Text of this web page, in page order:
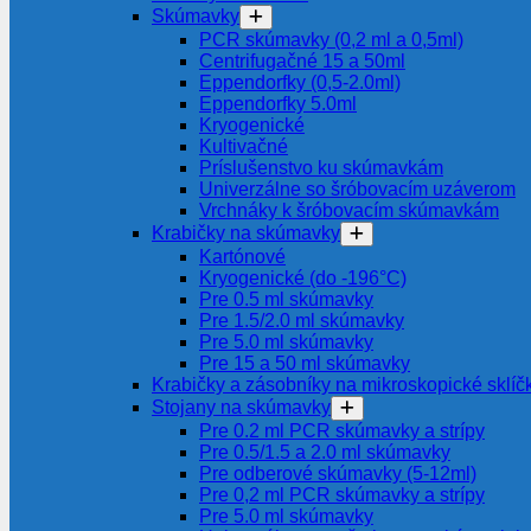
Skúmavky
PCR skúmavky (0,2 ml a 0,5ml)
Centrifugačné 15 a 50ml
Eppendorfky (0,5-2.0ml)
Eppendorfky 5.0ml
Kryogenické
Kultivačné
Príslušenstvo ku skúmavkám
Univerzálne so šróbovacím uzáverom
Vrchnáky k šróbovacím skúmavkám
Krabičky na skúmavky
Kartónové
Kryogenické (do -196°C)
Pre 0.5 ml skúmavky
Pre 1.5/2.0 ml skúmavky
Pre 5.0 ml skúmavky
Pre 15 a 50 ml skúmavky
Krabičky a zásobníky na mikroskopické
Stojany na skúmavky
Pre 0.2 ml PCR skúmavky a strípy
Pre 0.5/1.5 a 2.0 ml skúmavky
Pre odberové skúmavky (5-12ml)
Pre 0,2 ml PCR skúmavky a strípy
Pre 5.0 ml skúmavky